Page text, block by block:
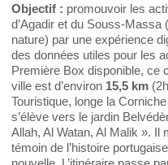
Objectif : promouvoir les
d’Agadir et du Souss-Massa
nature) par une expérience
des données utiles pour les
Première Box disponible, ce
ville est d’environ 15,5 km
Touristique, longe la
s’élève vers le jardin
Allah, Al Watan, Al Malik ». Il
témoin de l’histoire